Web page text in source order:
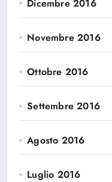
Dicembre 2016
Novembre 2016
Ottobre 2016
Settembre 2016
Agosto 2016
Luglio 2016